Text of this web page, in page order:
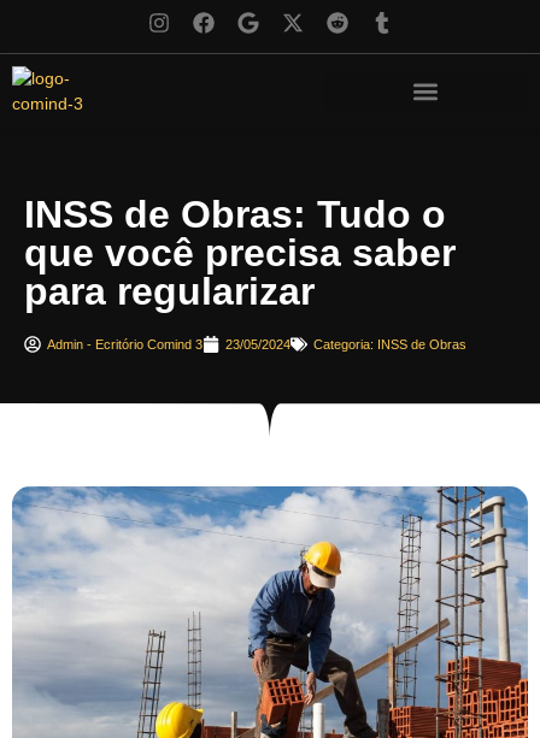
INSS de Obras: Tudo o
que você precisa saber
para regularizar
Admin - Ecritório Comind 3 23/05/2024 Categoria: INSS de Obras